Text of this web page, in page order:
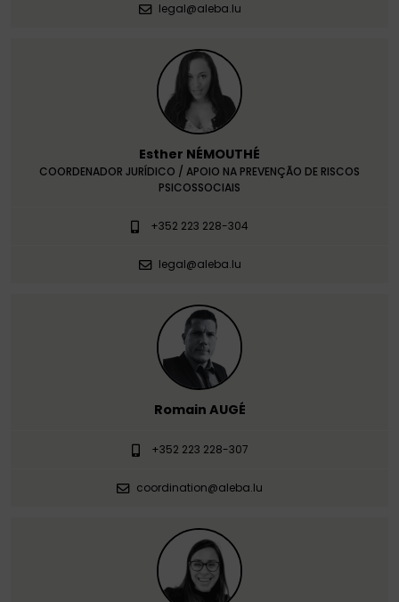
legal@aleba.lu
Esther NÉMOUTHÉ
COORDENADOR JURÍDICO / APOIO NA PREVENÇÃO DE RISCOS
PSICOSSOCIAIS
+352 223 228-304
legal@aleba.lu
Romain AUGÉ
+352 223 228-307
coordination@aleba.lu